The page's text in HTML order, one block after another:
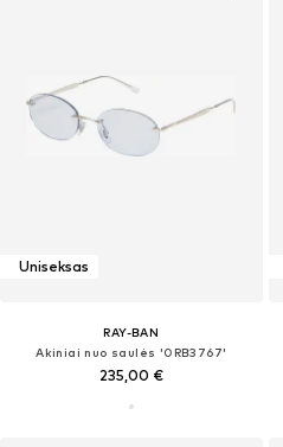
Uniseksas
RAY-BAN
Akiniai nuo saulės '0RB3767'
235,00 €